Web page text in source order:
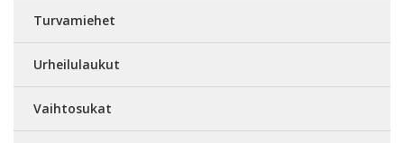
Turvamiehet
Urheilulaukut
Vaihtosukat